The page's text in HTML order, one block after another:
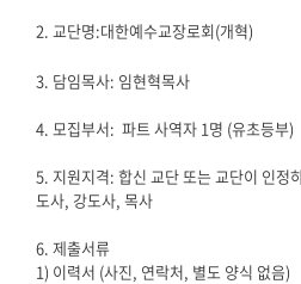
2. 교단명:대한예수교장로회(개혁)
3. 담임목사: 임현혁목사
4. 모집부서: 파트 사역자1명 (유초등부)
5. 지원지격: 합신 교단 또는 교단이 인정
도사, 강도사, 목사
6. 제출서류
1) 이력서 (사진 연락처 별도 양식 없음)